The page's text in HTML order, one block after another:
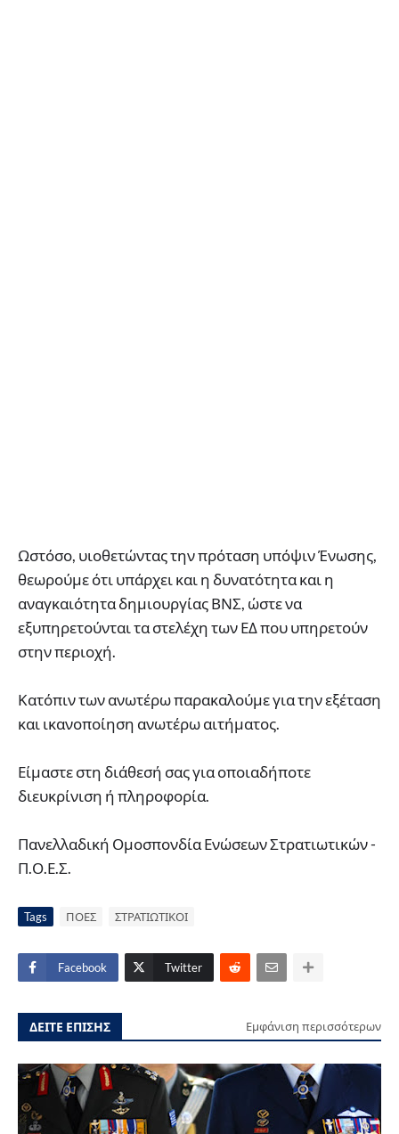
Ωστόσο, υιοθετώντας την πρόταση υπόψιν Ένωσης,
θεωρούμε ότι υπάρχει και η δυνατότητα και η
αναγκαιότητα δημιουργίας ΒΝΣ, ώστε να
εξυπηρετούνται τα στελέχη των ΕΔ που υπηρετούν
στην περιοχή.
Κατόπιν των ανωτέρω παρακαλούμε για την εξέταση
και ικανοποίηση ανωτέρω αιτήματος.
Είμαστε στη διάθεσή σας για οποιαδήποτε
διευκρίνιση ή πληροφορία.
Πανελλαδική Ομοσπονδία Ενώσεων Στρατιωτικών -
Π.Ο.Ε.Σ.
Tags ΠΟΕΣ ΣΤΡΑΤΙΩΤΙΚΟΙ
Facebook Twitter
ΔΕΙΤΕ ΕΠΙΣΗΣ Εμφάνιση περισσότερων